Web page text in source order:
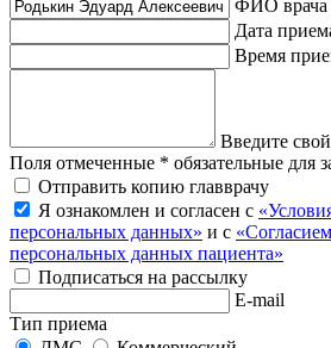
ФИО врача
Дата
Время
Введите
Поля отмеченные * обязательные для
Отправить копию главврачу
Я ознакомлен и согласен с
персональных данных» и с
персональных данных пациента»
Подписаться на рассылку
E-mail
Тип приема